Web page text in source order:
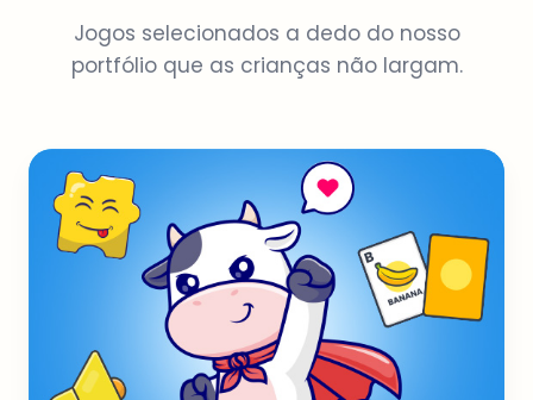
Jogos selecionados a dedo do nosso
portfólio que as crianças não largam.